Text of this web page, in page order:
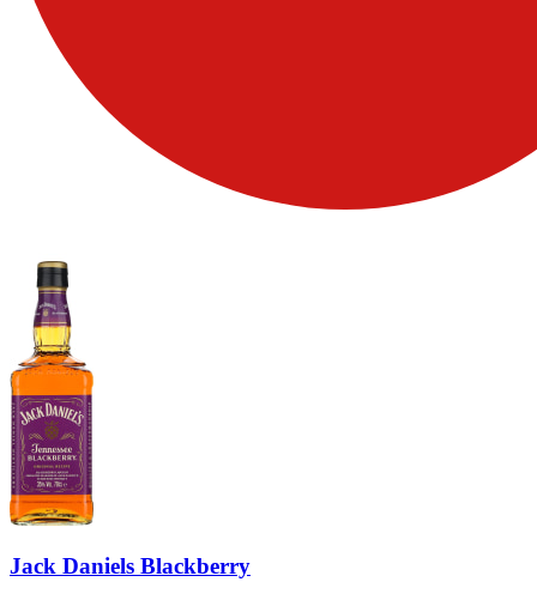
Jack Daniels Blackberry